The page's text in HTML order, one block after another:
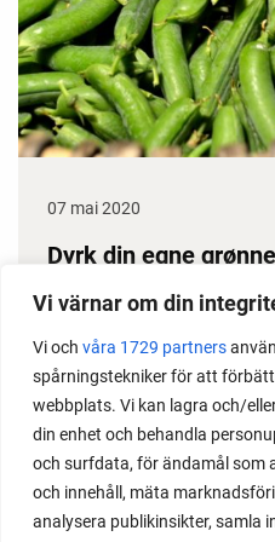
Vi värnar om din
Vi och våra 1729 partners
spårningstekniker för att
webbplats. Vi kan lagra och/
din enhet och behandla
och surfdata, för ändamål som
och innehåll, mäta
analysera publikinsikter, samla
07 mai 2020
Dyrk din egne
Erter gir stor avling,
en gullgruve i
ertedyrketips.